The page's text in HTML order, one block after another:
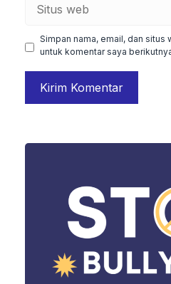
Simpan nama, email, dan situs
untuk komentar saya